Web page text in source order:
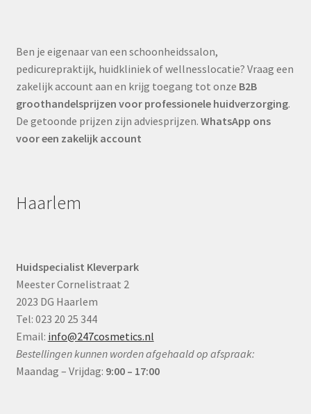
Ben je eigenaar van een schoonheidssalon,
pedicurepraktijk, huidkliniek of wellnesslocatie? Vraag een
zakelijk account aan en krijg toegang tot onze B2B
groothandelsprijzen voor professionele huidverzorging.
De getoonde prijzen zijn adviesprijzen. WhatsApp ons
voor een zakelijk account
Haarlem
Huidspecialist Kleverpark
Meester Cornelistraat 2
2023 DG Haarlem
Tel: 023 20 25 344
Email: info@247cosmetics.nl
Bestellingen kunnen worden afgehaald op afspraak:
Maandag – Vrijdag: 9:00 – 17:00